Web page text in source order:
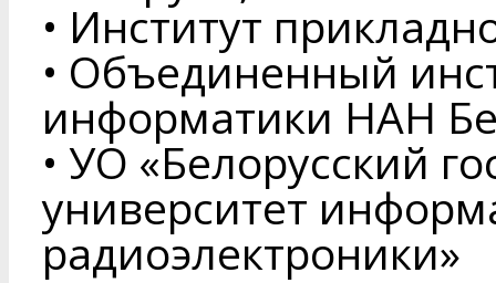
• Институт
• Объединенный
информатики НАН
• УО «Белорусский
университет
радиоэлектроники»